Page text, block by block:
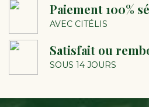
Paiement 100%
AVEC CITÉLIS
Satisfait ou
SOUS 14 JOURS